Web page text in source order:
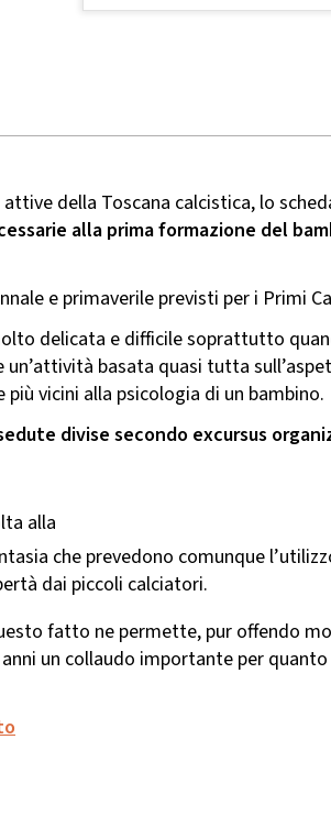
della Toscana calcistica, lo
alla prima formazione del
e primaverile previsti per i Primi
delicata e difficile soprattutto
un’attività basata quasi tutta
vicini alla psicologia di un bambino.
divise secondo excursus
alla
che prevedono comunque
dai piccoli calciatori.
fatto ne permette, pur offendo
un collaudo importante per